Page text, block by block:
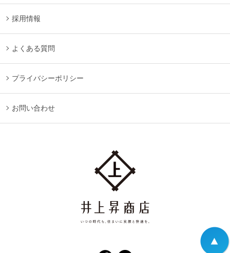
採用情報
よくある質問
プライバシーポリシー
お問い合わせ